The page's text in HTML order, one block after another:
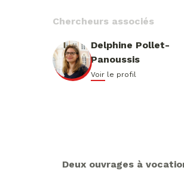
Chercheurs associés
Delphine Pollet-
Panoussis
Voir le profil
Deux ouvrages à